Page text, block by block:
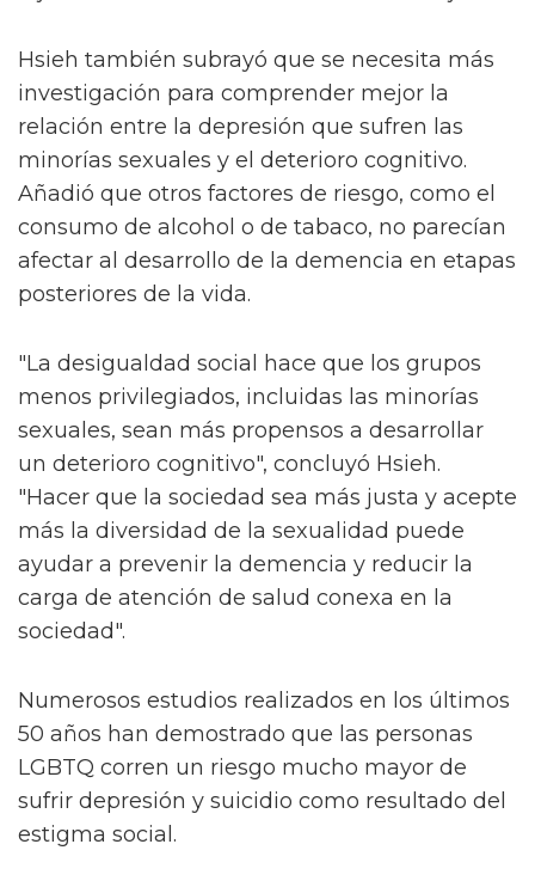
Hsieh también subrayó que se necesita más
investigación para comprender mejor la
relación entre la depresión que sufren las
minorías sexuales y el deterioro cognitivo.
Añadió que otros factores de riesgo, como el
consumo de alcohol o de tabaco, no parecían
afectar al desarrollo de la demencia en etapas
posteriores de la vida.
"La desigualdad social hace que los grupos
menos privilegiados, incluidas las minorías
sexuales, sean más propensos a desarrollar
un deterioro cognitivo", concluyó Hsieh.
"Hacer que la sociedad sea más justa y acepte
más la diversidad de la sexualidad puede
ayudar a prevenir la demencia y reducir la
carga de atención de salud conexa en la
sociedad".
Numerosos estudios realizados en los últimos
50 años han demostrado que las personas
LGBTQ corren un riesgo mucho mayor de
sufrir depresión y suicidio como resultado del
estigma social.